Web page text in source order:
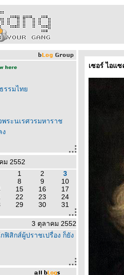
รรมไท
ระนเรศวรมหาราช
ง
ม 2552
1
2
3
8 9
10
15 16
17
22 23
24
29 30 31
3 ตุลาคม 2552
ฟิสิกส์ผู้ปราชเปรื่อง ก็ยัง
เซอร์ ไอแ